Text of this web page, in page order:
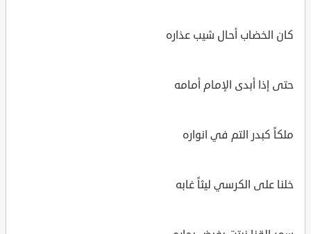
كان الخضاب أحال شيب عذاره
حتى إذا أبدى الإمام أمامه
ملكاً كبدر التم في انواره
خلنا على الكرسي ليثاً غابه